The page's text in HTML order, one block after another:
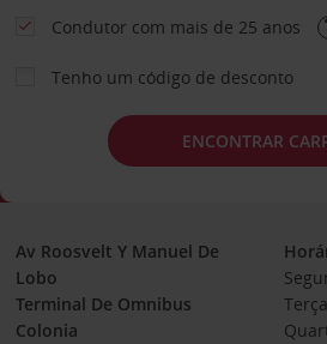
Condutor com mais de 25 anos
Tenho um código de desconto
ENCONTRAR
Av Roosvelt Y Manuel De
Lobo
Terminal De Omnibus
Colonia